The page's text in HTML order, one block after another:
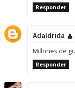
Responder
Adaldrida
Millones de
Responder